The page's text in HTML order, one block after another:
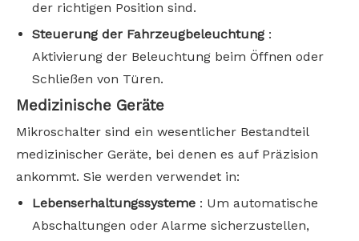
der richtigen Position sind.
Steuerung der Fahrzeugbeleuchtung :
Aktivierung der Beleuchtung beim Öffnen oder
Schließen von Türen.
Medizinische Geräte
Mikroschalter sind ein wesentlicher Bestandteil
medizinischer Geräte, bei denen es auf Präzision
ankommt. Sie werden verwendet in:
Lebenserhaltungssysteme : Um automatische
Abschaltungen oder Alarme sicherzustellen,